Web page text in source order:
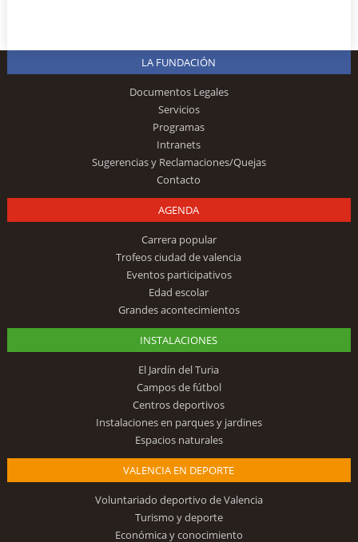
LA FUNDACIÓN
Documentos Legales
Servicios
Programas
Intranets
Sugerencias y Reclamaciones/Quejas
Contacto
AGENDA
Carrera popular
Trofeos ciudad de valencia
Eventos participativos
Edad escolar
Grandes acontecimientos
INSTALACIONES
El Jardín del Turia
Campos de fútbol
Centros deportivos
Instalaciones en parques y jardines
Espacios naturales
VALENCIA EN DEPORTE
Voluntariado deportivo de Valencia
Turismo y deporte
Económica y conocimiento